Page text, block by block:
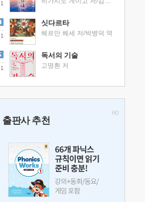
1
1
싯다르타
헤르만 헤세 저/박병덕 역
1
독서의 기술
고명환 저
출판사 추천